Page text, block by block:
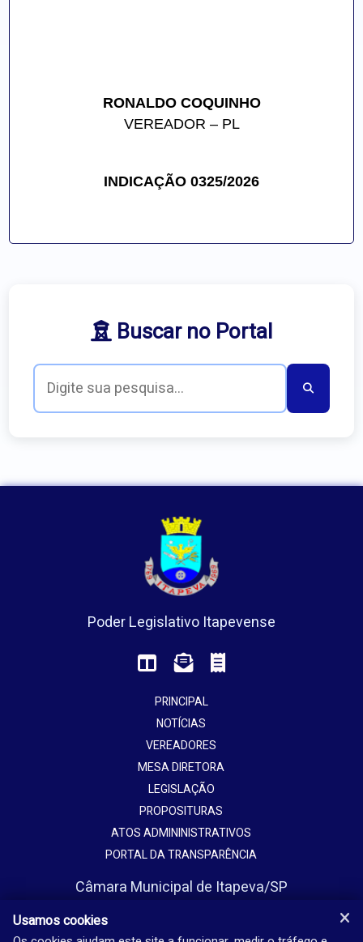
RONALDO COQUINHO
VEREADOR – PL
INDICAÇÃO 0325/2026
Buscar no Portal
Poder Legislativo Itapevense
PRINCIPAL
NOTÍCIAS
VEREADORES
MESA DIRETORA
LEGISLAÇÃO
PROPOSITURAS
ATOS ADMININISTRATIVOS
PORTAL DA TRANSPARÊNCIA
Câmara Municipal de Itapeva/SP
Jardim Europa - Itapeva - SP - Brasil
Usamos cookies